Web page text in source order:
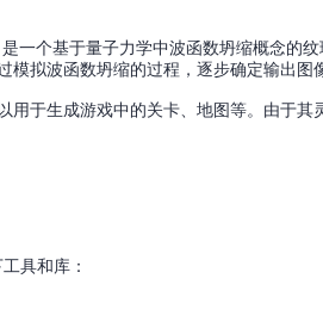
一个基于量子力学中波函数坍缩概念的
模拟波函数坍缩的过程，逐步确定输出图
用于生成游戏中的关卡、地图等。由于
具和库：